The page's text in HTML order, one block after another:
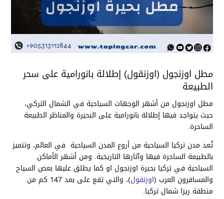
مطل اوزنجول (اوزنقول) إطلالة بانورامية على سحر
الطبيعة
مطل اوزنجول من أشهر الوجهات السياحية في الشمال التركي،
حيث يتواجد فيها إطلالة بانورامية على البحيرة والمناظر الطبيعة
الساحرة.
تُعد مدن تركيا السياحية من أروع المدن السياحية في العالم، وتتميز
بالطبيعة الساحرة فيها وآثارها التاريخية. ومن أشهر الأماكن
السياحية في تركيا بحيرة اوزنجول او كما يطلق عليها بعض السياح
والمسافرون العرب (اوزنقول
)، والتي تقع على بعد 147 كم من
منطقة ريزا شمال تركيا.